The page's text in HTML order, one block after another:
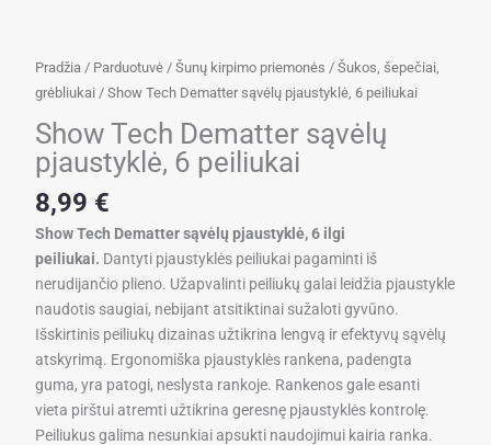
Pradžia / Parduotuvė /Šunų kirpimo priemonės /Šukos, šepečiai,
grėbliukai / Show Tech Dematter sąvėlų pjaustyklė, 6 peiliukai
Show Tech Dematter sąvėlų
pjaustyklė, 6 peiliukai
8,99 €
Show Tech Dematter sąvėlų pjaustyklė, 6 ilgi
peiliukai. Dantyti pjaustyklės peiliukai pagaminti iš
nerudijančio plieno. Užapvalinti peiliukų galai leidžia pjaustykle
naudotis saugiai, nebijant atsitiktinai sužaloti gyvūno.
Išskirtinis peiliukų dizainas užtikrina lengvą ir efektyvų sąvėlų
atskyrimą. Ergonomiška pjaustyklės rankena, padengta
guma, yra patogi, neslysta rankoje. Rankenos gale esanti
vieta pirštui atremti užtikrina geresnę pjaustyklės kontrolę.
Peiliukus galima nesunkiai apsukti naudojimui kairia ranka.